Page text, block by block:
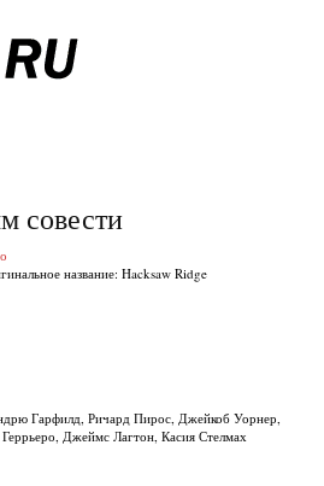
совести
название: Hacksaw Ridge
Гарфилд, Ричард Пирос, Джейкоб Уорнер,
Джеймс Лагтон, Касия Стелмах